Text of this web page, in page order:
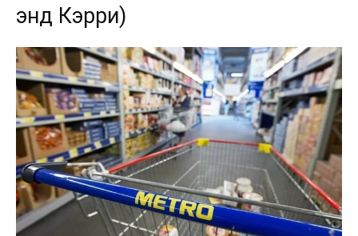
энд Кэрри)